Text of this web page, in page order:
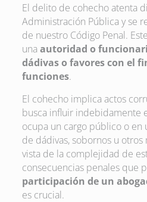
El delito de cohecho atenta
Administración Pública y se
de nuestro Código Penal.
una autoridad o
dádivas o favores con el
funciones.
El cohecho implica actos
busca influir indebidamente
ocupa un cargo público o en
de dádivas, sobornos u otros
vista de la complejidad de
consecuencias penales que
participación de un
es crucial.